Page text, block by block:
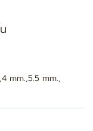
,4 mm.,5.5 mm.,